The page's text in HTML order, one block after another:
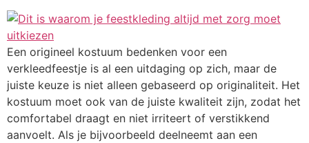
Een origineel kostuum bedenken voor een
verkleedfeestje is al een uitdaging op zich, maar de
juiste keuze is niet alleen gebaseerd op originaliteit. Het
kostuum moet ook van de juiste kwaliteit zijn, zodat het
comfortabel draagt en niet irriteert of verstikkend
aanvoelt. Als je bijvoorbeeld deelneemt aan een